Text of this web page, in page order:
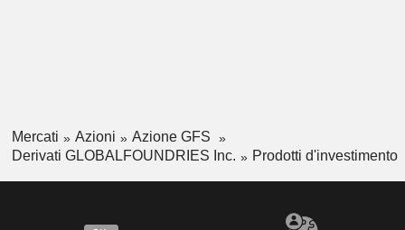
Mercati Azioni
Azione GFS
Derivati GLOBALFOUNDRIES Inc.
Prodotti d'investimento